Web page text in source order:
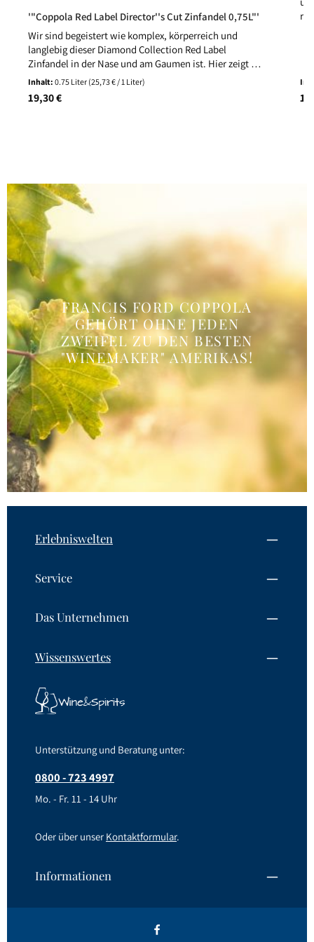
'"Coppola Red Label Director''s Cut Zinfandel 0,75L"'
Wir sind begeistert wie komplex, körperreich und
langlebig dieser Diamond Collection Red Label
Zinfandel in der Nase und am Gaumen ist. Hier zeigt er
sich mit intensiver Frucht. Wir identifizieren Aromen
von Erdbeer-Marmelade, Brombeeren und Holz. Hinzu
gesellen sich Noten von Himbeeren, saftigen Pflaumen
Inhalt:0.75 Liter (25,73 € / 1 Liter)
Regulärer Preis:
19,30 €
FRANCIS FORD COPPOLA
GEHÖRT OHNE JEDEN
ZWEIFEL ZU DEN BESTEN
"WINEMAKER" AMERIKAS!
Erlebniswelten
Service
Das Unternehmen
Wissenswertes
Unterstützung und Beratung unter:
0800 - 723 4997
Mo. - Fr. 11 - 14 Uhr
Oder über unser Kontaktformular.
Informationen